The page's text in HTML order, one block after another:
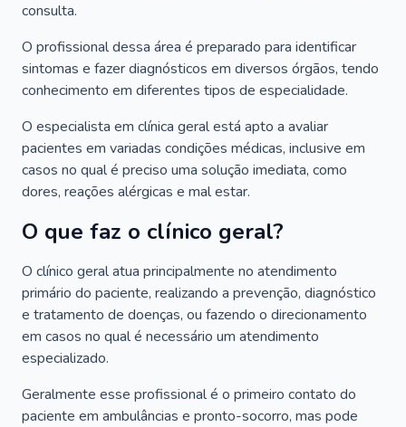
consulta.
O profissional dessa área é preparado para identificar
sintomas e fazer diagnósticos em diversos órgãos, tendo
conhecimento em diferentes tipos de especialidade.
O especialista em clínica geral está apto a avaliar
pacientes em variadas condições médicas, inclusive em
casos no qual é preciso uma solução imediata, como
dores, reações alérgicas e mal estar.
O que faz o clínico geral?
O clínico geral atua principalmente no atendimento
primário do paciente, realizando a prevenção, diagnóstico
e tratamento de doenças, ou fazendo o direcionamento
em casos no qual é necessário um atendimento
especializado.
Geralmente esse profissional é o primeiro contato do
paciente em ambulâncias e pronto-socorro, mas pode